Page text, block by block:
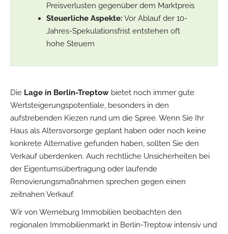
Preisverlusten gegenüber dem Marktpreis
Steuerliche Aspekte: Vor Ablauf der 10-
Jahres-Spekulationsfrist entstehen oft
hohe Steuern
Die Lage in Berlin-Treptow bietet noch immer gute
Wertsteigerungspotentiale, besonders in den
aufstrebenden Kiezen rund um die Spree. Wenn Sie Ihr
Haus als Altersvorsorge geplant haben oder noch keine
konkrete Alternative gefunden haben, sollten Sie den
Verkauf überdenken. Auch rechtliche Unsicherheiten bei
der Eigentumsübertragung oder laufende
Renovierungsmaßnahmen sprechen gegen einen
zeitnahen Verkauf.
Wir von Werneburg Immobilien beobachten den
regionalen Immobilienmarkt in Berlin-Treptow intensiv und